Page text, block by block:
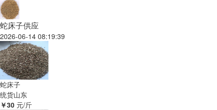
蛇床子供应
2026-06-14 08:19:39
蛇床子
统货山东
￥30 元/斤